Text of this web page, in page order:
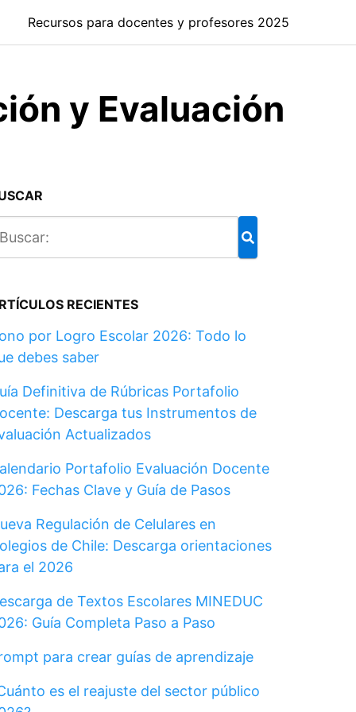
Recursos para docentes y profesores 2025
y Evaluación
RECIENTES
por Logro Escolar 2026: Todo lo
debes saber
Definitiva de Rúbricas Portafolio
Descarga tus Instrumentos de
Actualizados
Portafolio Evaluación Docente
Fechas Clave y Guía de Pasos
Regulación de Celulares en
de Chile: Descarga orientaciones
el 2026
de Textos Escolares MINEDUC
Guía Completa Paso a Paso
para crear guías de aprendizaje
es el reajuste del sector público